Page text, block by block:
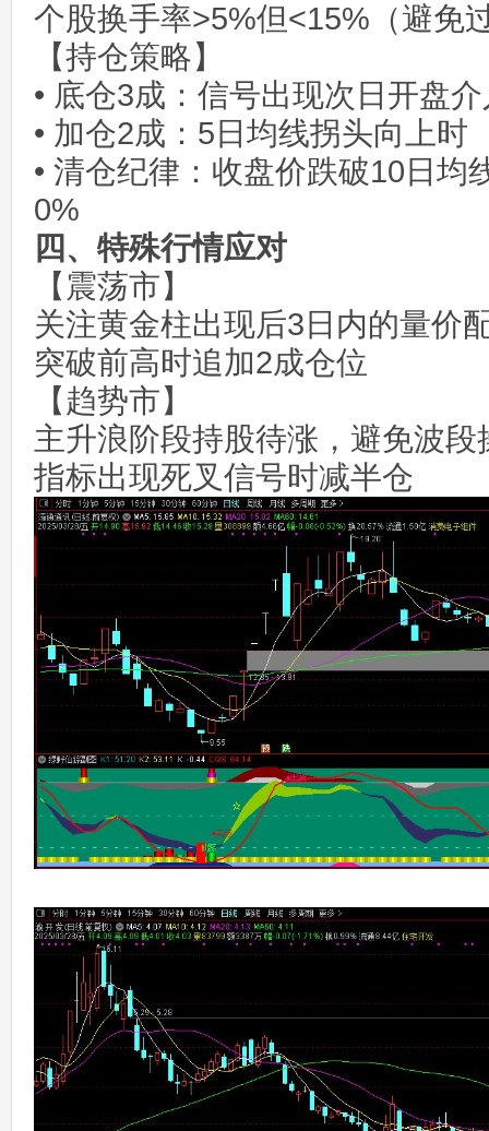
个股换手率>5%但<15%（避免
【持仓策略】
• 底仓3成：信号出现次日开盘
• 加仓2成：5日均线拐头向上时
• 清仓纪律：收盘价跌破10日均
0%
四、特殊行情应对
【震荡市】
关注黄金柱出现后3日内的量价
突破前高时追加2成仓位
【趋势市】
主升浪阶段持股待涨，避免波段
指标出现死叉信号时减半仓